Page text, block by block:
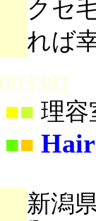
クセ
れば
■ 理容
■■
新潟